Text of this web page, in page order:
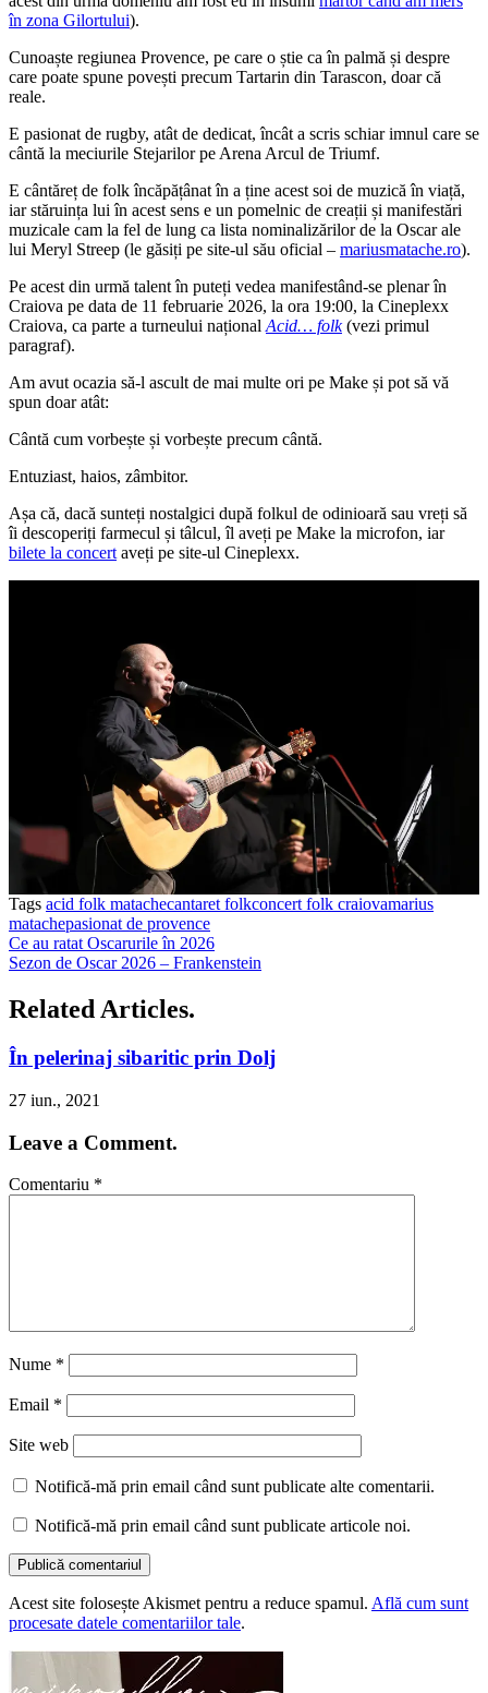
în zona Gilortului).
Cunoaște regiunea Provence, pe care o știe ca în palmă și despre
care poate spune povești precum Tartarin din Tarascon, doar că
reale.
E pasionat de rugby, atât de dedicat, încât a scris schiar imnul care se
cântă la meciurile Stejarilor pe Arena Arcul de Triumf.
E cântăreț de folk încăpățânat în a ține acest soi de muzică în viață,
iar stăruința lui în acest sens e un pomelnic de creații și manifestări
muzicale cam la fel de lung ca lista nominalizărilor de la Oscar ale
lui Meryl Streep (le găsiți pe site-ul său oficial – mariusmatache.ro).
Pe acest din urmă talent în puteți vedea manifestând-se plenar în
Craiova pe data de 11 februarie 2026, la ora 19:00, la Cineplexx
Craiova, ca parte a turneului național Acid… folk(vezi primul
paragraf).
Am avut ocazia să-l ascult de mai multe ori pe Make și pot să vă
spun doar atât:
Cântă cum vorbește și vorbește precum cântă.
Entuziast, haios, zâmbitor.
Așa că, dacă sunteți nostalgici după folkul de odinioară sau vreți să
îi descoperiți farmecul și tâlcul, îl aveți pe Make la microfon, iar
bilete la concert aveți pe site-ul Cineplexx.
Tags acid folk matachecantaret folkconcert folk craiovamarius
matachepasionat de provence
Ce au ratat Oscarurile în 2026
Sezon de Oscar 2026 – Frankenstein
Related Articles.
În pelerinaj sibaritic prin Dolj
27 iun., 2021
Leave a Comment.
Comentariu *
Nume *
Email *
Site web
Notifică-mă prin email când sunt publicate alte comentarii.
Notifică-mă prin email când sunt publicate articole noi.
Acest site folosește Akismet pentru a reduce spamul. Află cum sunt
procesate datele comentariilor tale.